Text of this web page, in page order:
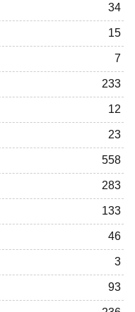
34
15
7
233
12
23
558
283
133
46
3
93